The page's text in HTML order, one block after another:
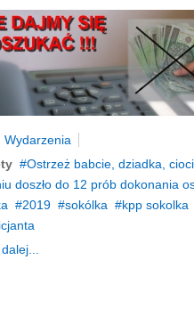
Wydarzenia
Ostrzeż babcie, dziadka,
doszło do 12 prób dokonania
2019 sokólka kpp sokolka